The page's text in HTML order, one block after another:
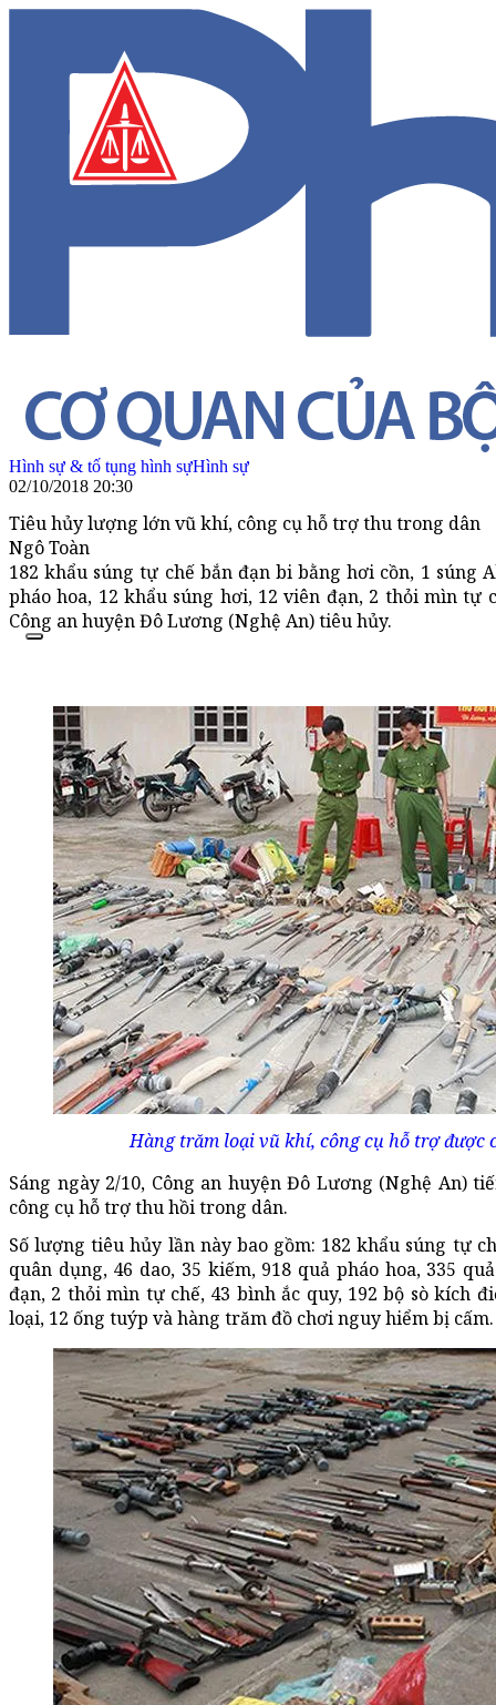
Hình sự & tố tụng hình sựHình sự
02/10/2018 20:30
Tiêu hủy lượng lớn vũ khí, công cụ hỗ trợ thu trong dân
Ngô Toàn
182 khẩu súng tự chế bắn đạn bi bằng hơi cồn, 1 súng
pháo hoa, 12 khẩu súng hơi, 12 viên đạn, 2 thỏi mìn
Công an huyện Đô Lương (Nghệ An) tiêu hủy.
Hàng trăm loại vũ khí, công cụ hỗ trợ được
Sáng ngày 2/10, Công an huyện Đô Lương (Nghệ An)
công cụ hỗ trợ thu hồi trong dân.
Số lượng tiêu hủy lần này bao gồm: 182 khẩu súng tự
quân dụng, 46 dao, 35 kiếm, 918 quả pháo hoa, 335
đạn, 2 thỏi mìn tự chế, 43 bình ắc quy, 192 bộ sò kích
loại, 12 ống tuýp và hàng trăm đồ chơi nguy hiểm bị cấm.